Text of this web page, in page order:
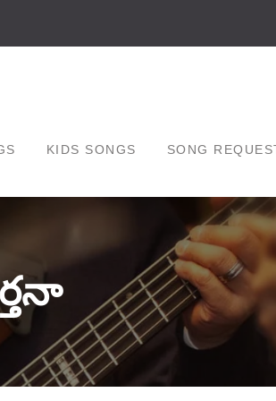
KIDS SONGS SONG